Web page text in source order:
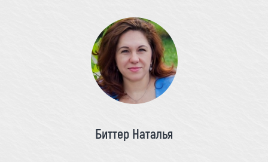
Биттер Наталья